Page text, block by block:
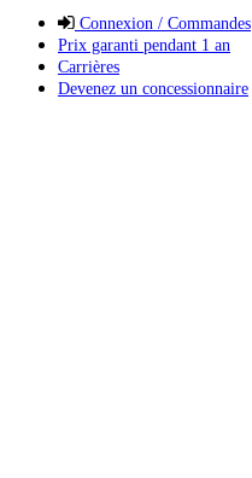
Connexion / Commandes
Prix garanti pendant 1 an
Carrières
Devenez un concessionnaire